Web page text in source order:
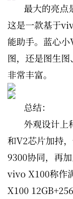
最大的亮点
这是一款基于
能助手。蓝心
图，还是图生
非常丰富。
总结：
外观设计上
和V2芯片加持
9300协同，再
vivo X100称作
X100